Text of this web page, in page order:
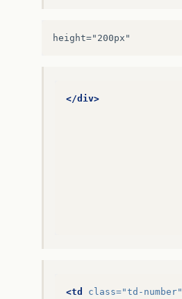
height="200px"
</div>
<td class="td-number"